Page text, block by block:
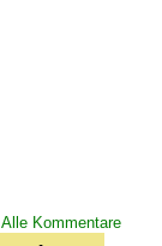
Alle Kommentare